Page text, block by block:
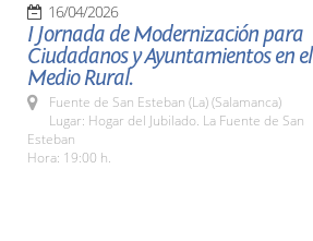
16/04/2026
I Jornada de Modernización para
Ciudadanos y Ayuntamientos en el
Medio Rural.
Fuente de San Esteban (La) (Salamanca)
Lugar: Hogar del Jubilado. La Fuente de San
Esteban
Hora: 19:00 h.